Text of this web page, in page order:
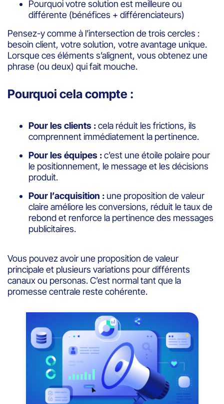
Pourquoi votre solution est meilleure ou
différente (bénéfices + différenciateurs)
Pensez-y comme à l’intersection de trois cercles :
besoin client, votre solution, votre avantage unique.
Lorsque ces éléments s’alignent, vous obtenez une
phrase (ou deux) qui fait mouche.
Pourquoi cela compte :
Pour les clients :cela réduit les frictions, ils
comprennent immédiatement la pertinence.
Pour les équipes :c’est une étoile polaire pour
le positionnement, le message et les décisions
produit.
Pour l’acquisition : une proposition de valeur
claire améliore les conversions, réduit le taux de
rebond et renforce la pertinence des messages
publicitaires.
Vous pouvez avoir une proposition de valeur
principale et plusieurs variations pour différents
canaux ou personas. C’est normal tant que la
promesse centrale reste cohérente.